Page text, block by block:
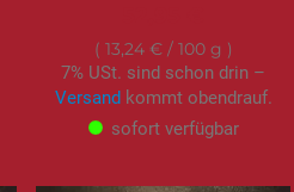
13,24 €/ 100 g
7% USt. sind schon drin –
Versandkommt obendrauf.
sofort verfügbar